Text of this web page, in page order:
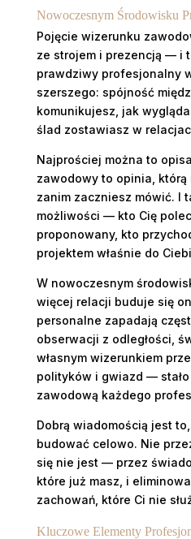
Nowoczesnym Środowisku
Pojęcie wizerunku
ze strojem i prezencją — i
prawdziwy profesjonalny
szerszego: spójność
komunikujesz, jak
ślad zostawiasz w
Najprościej można to
zawodowy to opinia, którą
zanim zaczniesz mówić. I
możliwości — kto Cię
proponowany, kto
projektem właśnie do
W nowoczesnym
więcej relacji buduje się
personalne zapadają
obserwacji z odległości,
własnym wizerunkiem
polityków i gwiazd —
zawodową każdego
Dobrą wiadomością jest
budować celowo. Nie
się nie jest — przez
które już masz, i
zachowań, które Ci nie
Kluczowe Elementy